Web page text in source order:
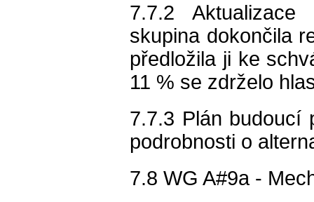
7.7.2 Aktualizace
skupina dokončila
předložila ji ke
11 % se zdrželo
7.7.3 Plán budoucí
podrobnosti o
7.8 WG A#9a -